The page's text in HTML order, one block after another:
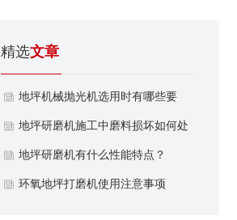
精选文章
地坪机械抛光机选用时有哪些要
求？
地坪研磨机施工中磨料损坏如何处
理？
地坪研磨机有什么性能特点？
​环氧地坪打磨机使用注意事项